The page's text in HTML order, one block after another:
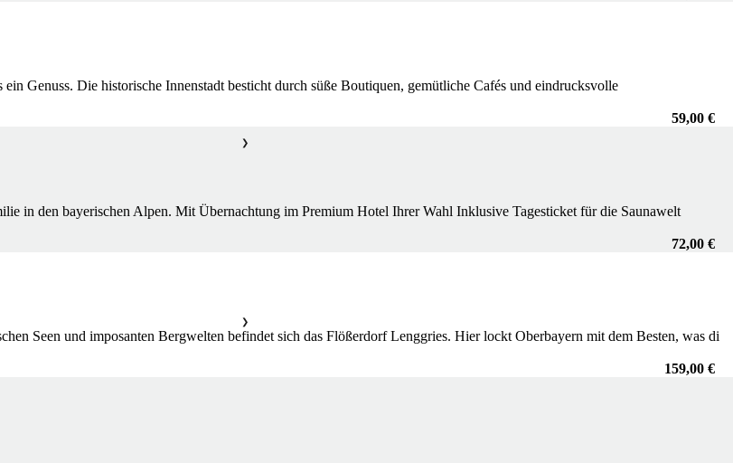
Genuss. Die historische Innenstadt besticht durch süße Boutiquen, gemütliche Cafés und eindrucksvolle
59,00 €
in den bayerischen Alpen. Mit Übernachtung im Premium Hotel Ihrer Wahl Inklusive Tagesticket für die Saunawelt
72,00 €
Seen und imposanten Bergwelten befindet sich das Flößerdorf Lenggries. Hier lockt Oberbayern mit dem Besten, was di
159,00 €
❯
❯